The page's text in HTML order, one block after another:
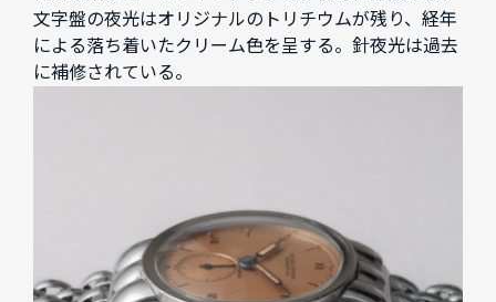
文字盤の夜光はオリジナルのトリチウムが残り、経年
による落ち着いたクリーム色を呈する。針夜光は過去
に補修されている。